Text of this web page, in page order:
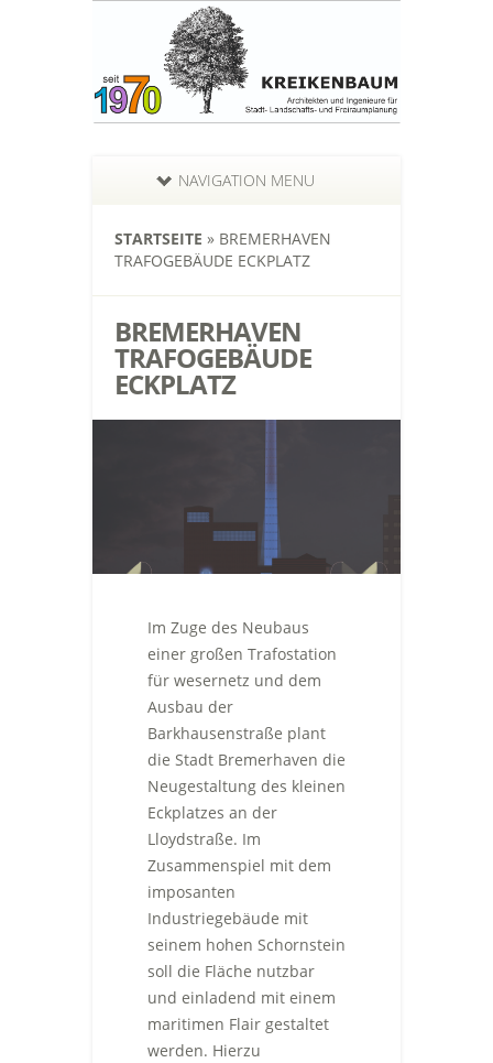
NAVIGATION MENU
STARTSEITE » BREMERHAVEN
TRAFOGEBÄUDE ECKPLATZ
BREMERHAVEN
TRAFOGEBÄUDE
ECKPLATZ
Im Zuge des Neubaus
einer großen Trafostation
für wesernetz und dem
Ausbau der
Barkhausenstraße plant
die Stadt Bremerhaven die
Neugestaltung des kleinen
Eckplatzes an der
Lloydstraße. Im
Zusammenspiel mit dem
imposanten
Industriegebäude mit
seinem hohen Schornstein
soll die Fläche nutzbar
und einladend mit einem
maritimen Flair gestaltet
werden. Hierzu